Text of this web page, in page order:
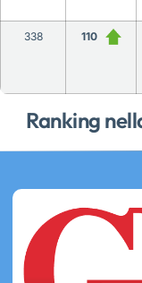
Ranking
338 110